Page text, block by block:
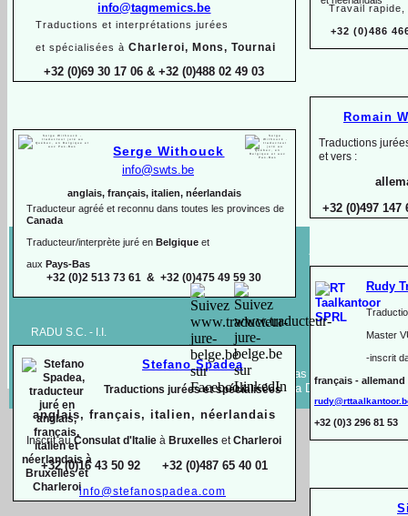
traducteurs jurés en Belgique
RADU S.C. - I.I.
550376 Sibiu, Roumanie
TVA : RO52995382 -
Autoliquidation de la TVA, le cas échéant – art. 278
alin. (2) du Code fiscal roumain; art. 44 et 196 de la Directive 2006/
Travail
+32 (0)486
Romain
Traductions
et vers :
+32 (0)497 147
Rudy
Master
-inscrit
français - allemand
+32 (0)3 296 81
info@tagmemics.be
Traductions et interprétations jurées
et spécialisées à Charleroi, Mons, Tournai
+32 (0)69 30 17 06 & +32 (0)488 02 49 03
Serge Withouck
info@swts.be
anglais, français, italien, néerlandais
Traducteur agréé et reconnu dans toutes les provinces de
Canada
Traducteur/interprète juré en Belgique et
aux Pays-Bas
+32 (0)2 513 73 61 & +32 (0)475 49 59 30
Stefano Spadea
Traductions jurées et spécialisées
anglais, français, italien, néerlandais
Inscrit auConsulat d'Italie à BruxellesetCharleroi
+32 (0)16 43 50 92 +32 (0)487 65 40 01
info@stefanospadea.com